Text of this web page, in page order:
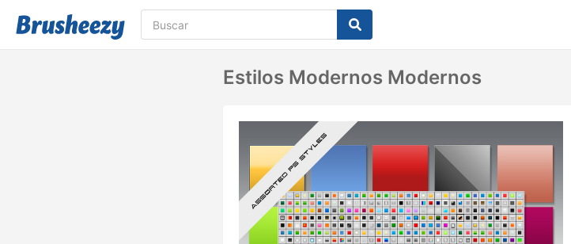
Estilos Modernos Modernos